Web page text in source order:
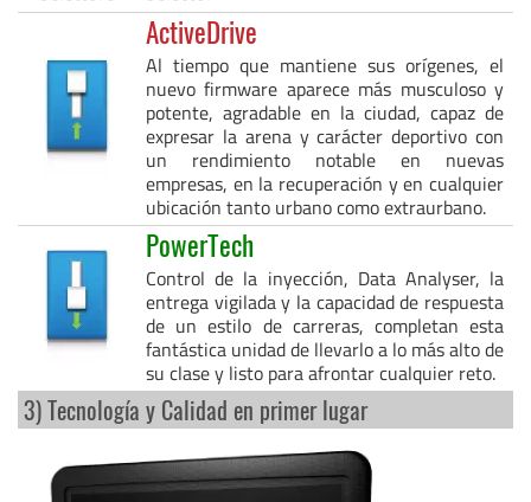
ActiveDrive
Al tiempo que mantiene sus orígenes, el
nuevo firmware aparece más musculoso y
potente, agradable en la ciudad, capaz de
expresar la arena y carácter deportivo con
un rendimiento notable en nuevas
empresas, en la recuperación y en cualquier
ubicación tanto urbano como extraurbano.
PowerTech
Control de la inyección, Data Analyser, la
entrega vigilada y la capacidad de respuesta
de un estilo de carreras, completan esta
fantástica unidad de llevarlo a lo más alto de
su clase y listo para afrontar cualquier reto.
3) Tecnología y Calidad en primer lugar